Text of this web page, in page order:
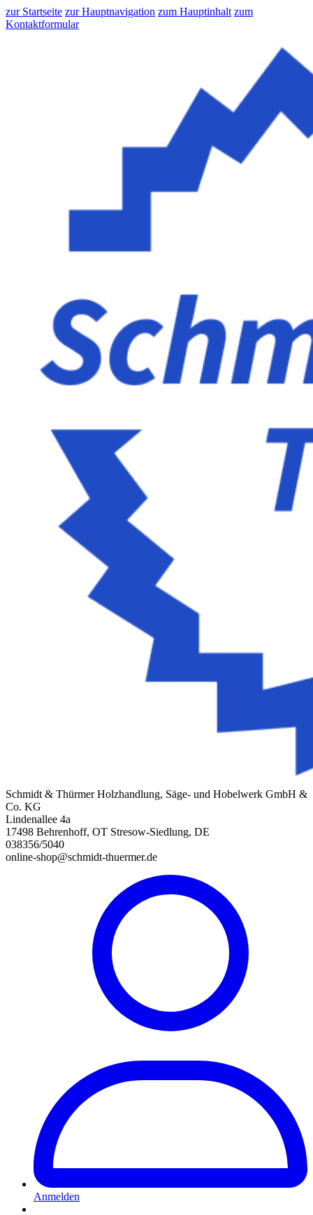
zur Startseite zur Hauptnavigation zum Hauptinhalt zum
Kontaktformular
Schmidt & Thürmer Holzhandlung, Säge- und Hobelwerk GmbH &
Co. KG
Lindenallee 4a
17498 Behrenhoff, OT Stresow-Siedlung, DE
038356/5040
online-shop@schmidt-thuermer.de
Anmelden